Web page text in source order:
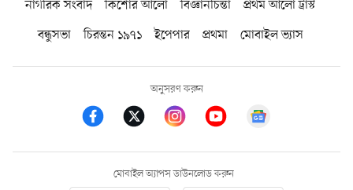
নাগরিক সংবাদ কিশোর আলো বিজ্ঞানচিন্তা
প্রথম আলো ট্রাস্ট
বন্ধুসভা
চিরন্তন ১৯৭১ ইপেপার প্রথমা মোবাইল ভ্যাস
অনুসরণ করুন
মোবাইল অ্যাপস ডাউনলোড করুন